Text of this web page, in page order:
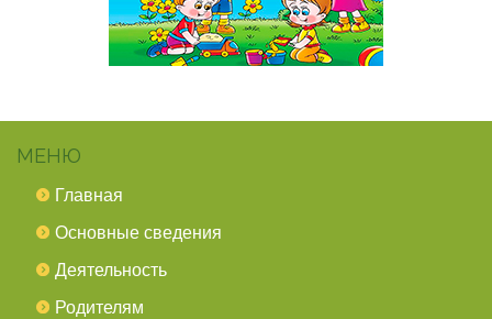
МЕНЮ
Главная
Основные сведения
Деятельность
Родителям